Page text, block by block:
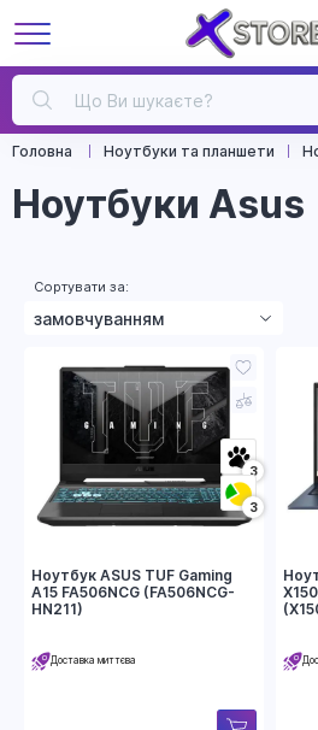
Головна Ноутбуки та планшети
Ноутбуки Asus
Сортувати за:
зростанням ціни
зменшенням ціни
назвою
рейтингом
3
3
Ноутбук ASUS TUF Gaming
A15 FA506NCG (FA506NCG-
HN211)
Доставка миттєва